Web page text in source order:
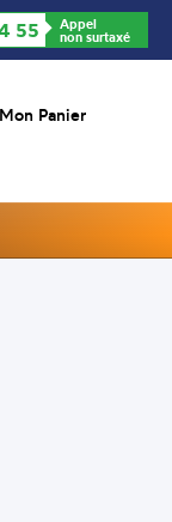
55 Appel
non surtaxé
Mon Panier